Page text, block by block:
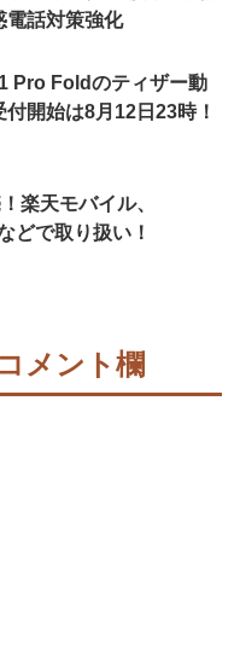
電話対策強化
Pro Foldのティザー動
開始は8月12日23時！
楽天モバイル、
どで取り扱い！
メント欄